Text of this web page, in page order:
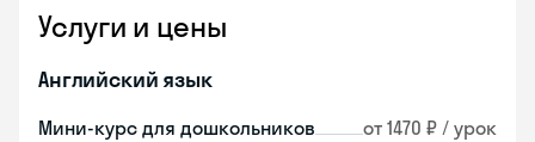
Услуги и цены
Английский язык
Мини-курс для дошкольников от 1470 ₽ / урок